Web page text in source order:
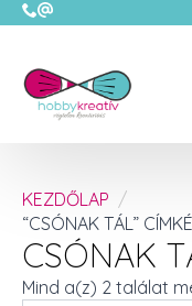
KEZDŐLAP
“CSÓNAK TÁL”
CSÓNAK
Mind a(z) 2 találat